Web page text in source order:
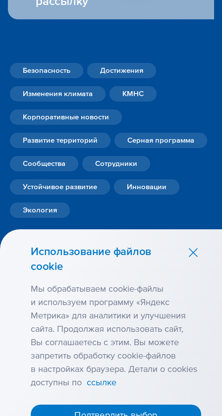
Безопасность Достижения
Изменения климата КМНС
Корпоративные новости
Развитие территорий Серная программа
Сообщества Сотрудники
Устойчивое развитие Инновации
Экология
Карта сайта
Условия использования
Антикоррупция
Использование файлов cookie
Раскрытиеинформации:
На страницеООО «Интерфакс-ЦРКИ»
Использование файлов
cookie
Мы обрабатываем cookie-файлы
и используем программу «Яндекс
Метрика» для аналитики и улучшения
сайта. Продолжая использовать сайт,
Вы соглашаетесь с этим. Вы можете
запретить обработку cookie-файлов
в настройках браузера. Детали о cookies
доступны по ссылке